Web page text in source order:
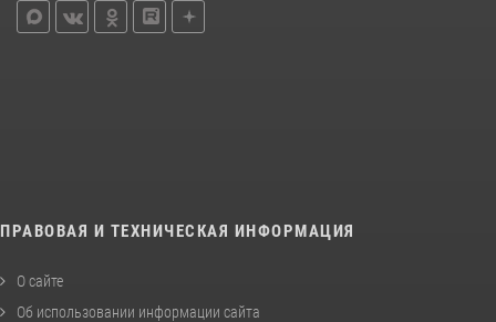
ПРАВОВАЯ И ТЕХНИЧЕСКАЯ ИНФОРМАЦИЯ
О сайте
Об использовании информации сайта